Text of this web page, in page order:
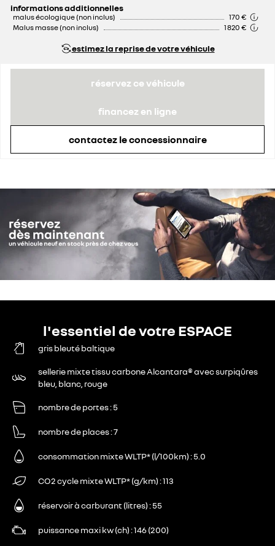
informations additionnelles
malus écologique (non inclus)
170 €
Malus masse (non inclus)
1 820 €
estimez la reprise de votre véhicule
réservez ce véhicule
financez en ligne
contactez le concessionnaire
l'essentiel de votre ESPACE
gris bleuté baltique
sellerie mixte tissu carbone Alcantara® avec surpiqûres
bleu, blanc, rouge
nombre de portes 5
nombre de places 7
consommation mixte WLTP* (l/100km) 5.0
CO2 cycle mixte WLTP* (g/km) 113
réservoir à carburant (litres) 55
puissance maxi kw (ch) 146 (200)